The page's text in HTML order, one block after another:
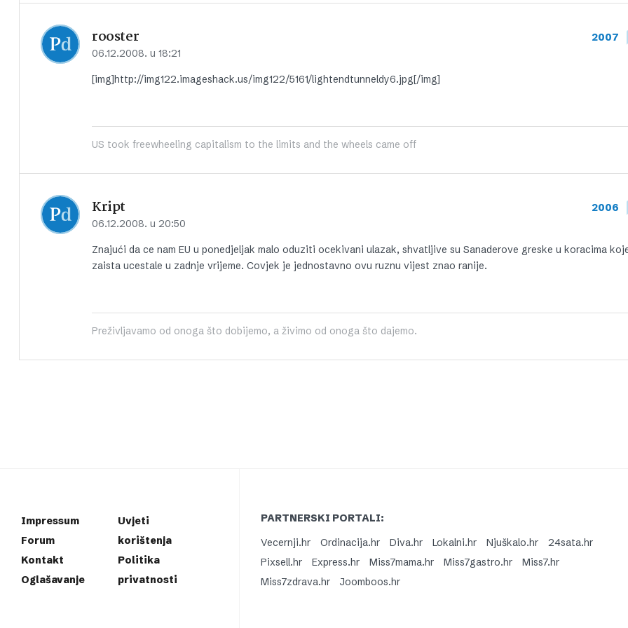
rooster
06.12.2008. u 18:21
2007
[img]http://img122.imageshack.us/img122/5161/lightendtunneldy6.jpg[/img]
US took freewheeling capitalism to the limits and the wheels came off
Kript
06.12.2008. u 20:50
2006
Znajući da ce nam EU u ponedjeljak malo oduziti ocekivani ulazak, shvatljive su Sanaderove greske u koracima
zaista ucestale u zadnje vrijeme. Covjek je jednostavno ovu ruznu vijest znao ranije.
Preživljavamo od onoga što dobijemo, a živimo od onoga što dajemo.
Impressum
Forum
Kontakt
Oglašavanje
Uvjeti
korištenja
Politika
privatnosti
PARTNERSKI PORTALI:
Vecernji.hr
Ordinacija.hr Diva.hr Lokalni.hr Njuškalo.hr
24sata.hr
Pixsell.hr
Express.hr Miss7mama.hr Miss7gastro.hr
Miss7.hr
Miss7zdrava.hr
Joomboos.hr